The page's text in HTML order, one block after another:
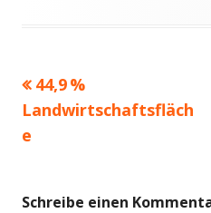
Vorheriger
Beitrag:
44,9 %
Landwirtschaftsfläch
e
Schreibe einen